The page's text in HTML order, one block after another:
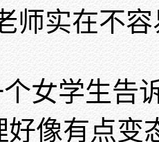
师实在不
女学生告
好像有点变